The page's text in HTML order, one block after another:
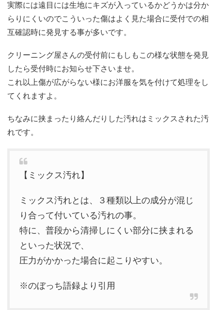
実際には遠目には生地にキズが入っているかどうかは分か
らりにくいのでこういった傷はよく見た場合に受付での相
互確認時に発見する事が多いです。
クリーニング屋さんの受付前にもしもこの様な状態を発見
したら受付時にお知らせ下さいませ。
これ以上傷が広がらない様にお洋服を気を付けて処理をし
てくれますよ。
ちなみに挟まったり絡んだりした汚れはミックスされた汚
れです。
【ミックス汚れ】
ミックス汚れとは、３種類以上の成分が混じ
り合って付いている汚れの事。
特に、普段から清掃しにくい部分に挟まれる
といった状況で、
圧力がかかった場合に起こりやすい。
※のぼっち語録より引用